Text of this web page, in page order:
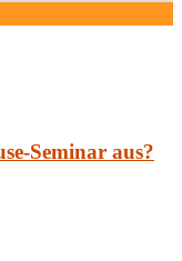
Seminar aus?